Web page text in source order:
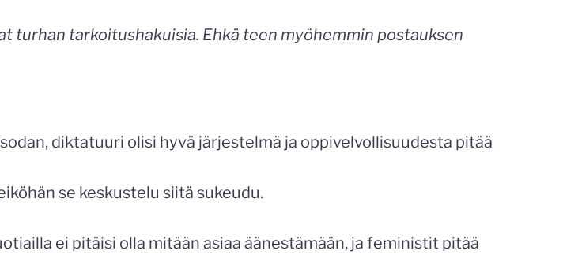
turhan tarkoitushakuisia. Ehkä teen myöhemmin postauksen
diktatuuri olisi hyvä järjestelmä ja oppivelvollisuudesta pitää
se keskustelu siitä sukeudu.
ei pitäisi olla mitään asiaa äänestämään, ja feministit pitää